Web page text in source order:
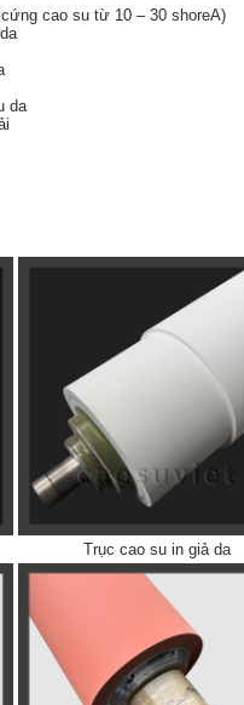
cao su từ 10 – 30 shoreA)
da
Trục cao su in giả da